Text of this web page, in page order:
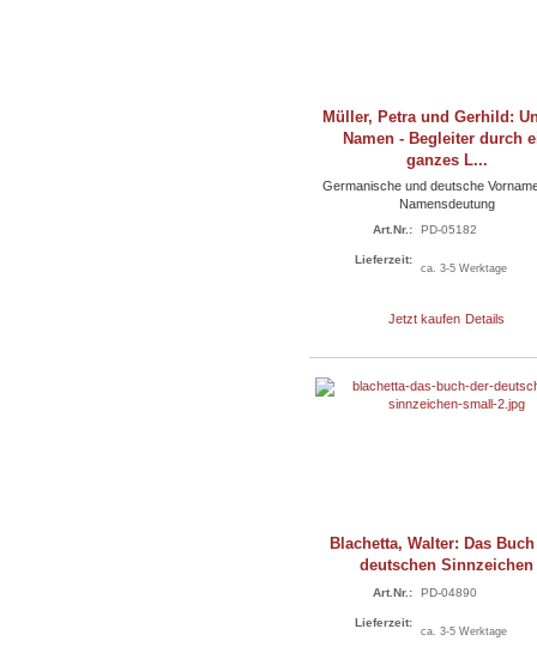
Müller, Petra und Gerhild:
Namen - Begleiter durch
ganzes L...
Germanische und deutsche
Namensdeutung
Art.Nr.: PD-05182
Lieferzeit:
ca. 3-5 Werktage
Jetzt kaufen Details
Blachetta, Walter: Das
deutschen Sinnzeichen
Art.Nr.: PD-04890
Lieferzeit:
ca. 3-5 Werktage